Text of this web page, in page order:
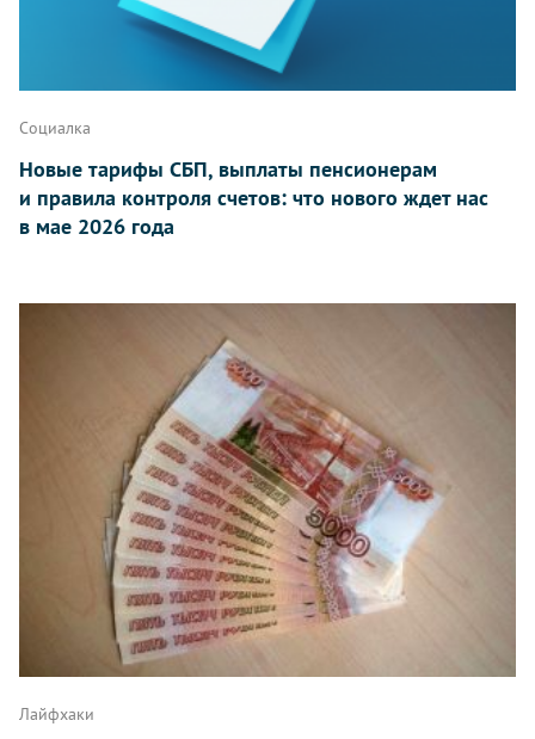
Социалка
Новые тарифы СБП, выплаты пенсионерам
и правила контроля счетов: что нового ждет нас
в мае 2026 года
Лайфхаки